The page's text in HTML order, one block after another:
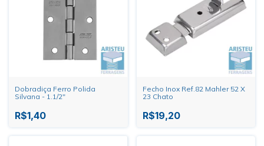
Dobradiça Ferro Polida
Silvana - 1.1/2"
R$1,40
Fecho Inox Ref.82 Mahler 52 X
23 Chato
R$19,20